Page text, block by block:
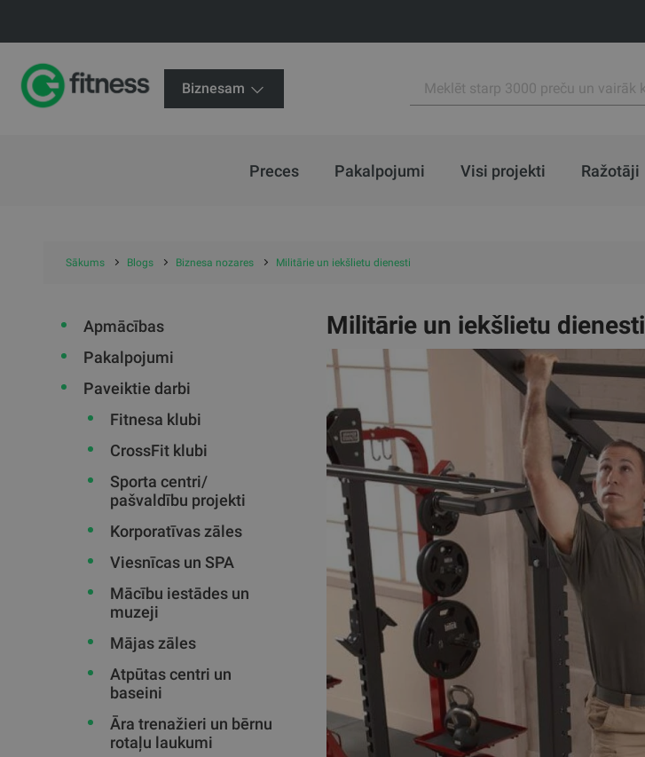
Biznesam
Preces Pakalpojumi Visi projekti Ražotāji
Sākums Blogs Biznesa nozares Militārie un iekšlietu dienesti
Apmācības
Pakalpojumi
Paveiktie darbi
Fitnesa klubi
CrossFit klubi
Sporta centri/
pašvaldību projekti
Korporatīvas zāles
Viesnīcas un SPA
Mācību iestādes un
muzeji
Mājas zāles
Atpūtas centri un
baseini
Āra trenažieri un bērnu
rotaļu laukumi
Militārie un iekšlietu dienesti